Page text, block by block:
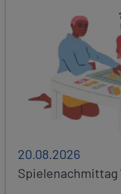
20.08.2026
Spielenachmittag